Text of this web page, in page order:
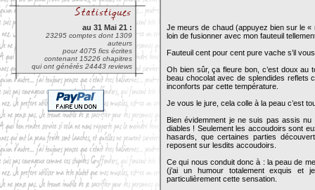
au 31 Mai 21 :
23295 comptes dont 1309
auteurs
pour 4075 fics écrites
contenant 15226 chapitres
qui ont générés 24443 reviews
Je meurs de chaud (appuyez bien sur le
loin de fusionner avec mon fauteuil
Fauteuil cent pour cent pure vache s’il
Oh bien sûr, ça fleure bon, c’est doux
beau chocolat avec de splendides reflets
inconforts par cette température.
Je vous le jure, cela colle à la peau c’est
Bien évidemment je ne suis pas assis
diables ! Seulement les accoudoirs sont
hasards, que certaines parties
reposent sur lesdits accoudoirs.
Ce qui nous conduit donc à : la peau de
(j’ai un humour totalement exquis et
particulièrement cette sensation.